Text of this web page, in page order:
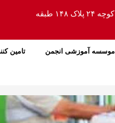
تهران خیابان قائم مقام فراهانی نبش کوچه ۲۴ پلاک ۱۴۸ طبقه
موسسه آموزشی انجمن تامین